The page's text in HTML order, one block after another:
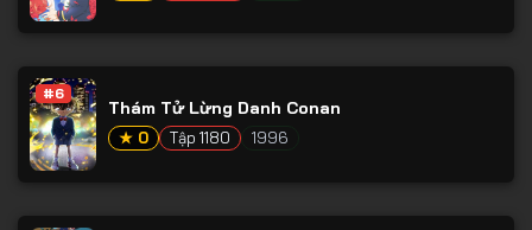
#6
Thám Tử Lừng Danh Conan
★ 0 Tập 1180 1996